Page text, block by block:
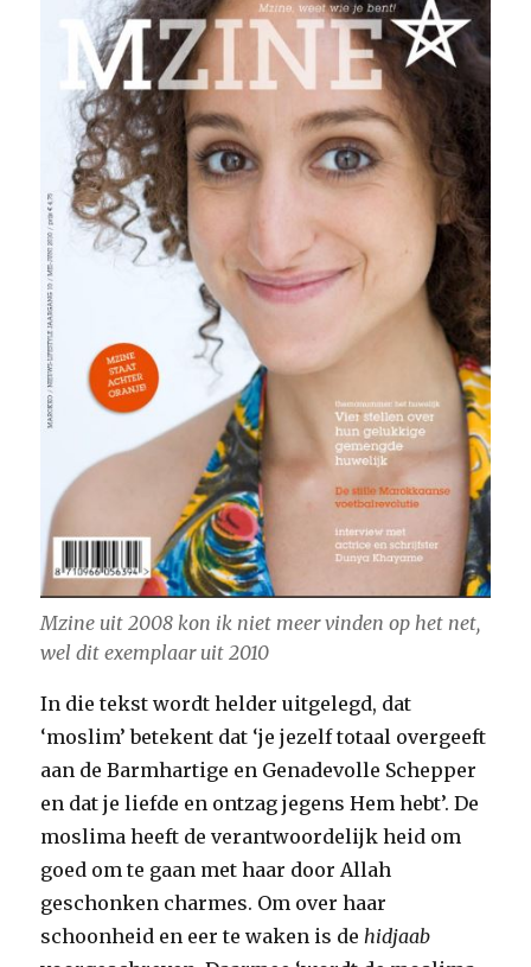
Mzine uit 2008 kon ik niet meer vinden op het net,
wel dit exemplaar uit 2010
In die tekst wordt helder uitgelegd, dat
‘moslim’ betekent dat ‘je jezelf totaal overgeeft
aan de Barmhartige en Genadevolle Schepper
en dat je liefde en ontzag jegens Hem hebt’. De
moslima heeft de verantwoordelijk heid om
goed om te gaan met haar door Allah
geschonken charmes. Om over haar
schoonheid en eer te waken is de hidjaab